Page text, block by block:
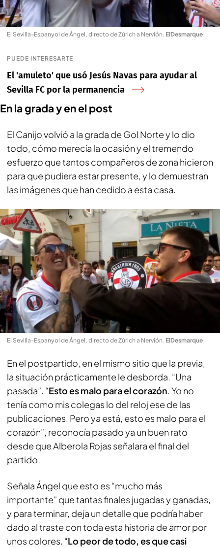
El Sevilla-Espanyol de Ángel, directo de Zúrich a Nervión. ElDesmarque
PUEDE INTERESARTE
El 'amuleto' que usó Jesús Navas para ayudar al
Sevilla FC por la permanencia
En la grada y en el post
El Canijo volvió a la grada de Gol Norte y lo dio
todo, cómo merecía la ocasión y el tremendo
esfuerzo que tantos compañeros de zona hicieron
para que pudiera estar presente, y lo demuestran
las imágenes que han cedido a esta casa.
El Sevilla-Espanyol de Ángel, directo de Zúrich a Nervión. ElDesmarque
En el postpartido, en el mismo sitio que la previa,
la situación prácticamente le desborda. “Una
pasada”. “Esto es malo para el corazón. Yo no
tenía como mis colegas lo del reloj ese de las
publicaciones. Pero ya está, esto es malo para el
corazón”, reconocía pasado ya un buen rato
desde que Alberola Rojas señalara el final del
partido.
Señala Ángel que esto es “mucho más
importante” que tantas finales jugadas y ganadas,
y para terminar, deja un detalle que podría haber
dado al traste con toda esta historia de amor por
unos colores. “Lo peor de todo, es que casi